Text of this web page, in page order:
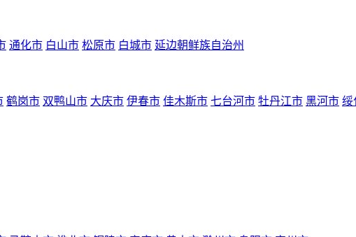
通化市 白山市 松原市 白城市 延边朝鲜族自治州
鹤岗市 双鸭山市 大庆市 伊春市 佳木斯市 七台河市 牡丹江市 黑河市 绥